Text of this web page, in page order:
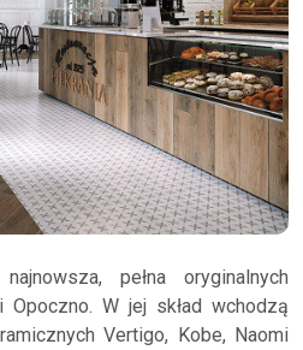
pełna oryginalnych
W jej skład wchodzą
Vertigo, Kobe, Naomi